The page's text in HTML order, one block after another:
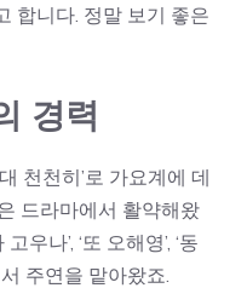
합니다. 정말 보기 좋은
경력
천천히’로 가요계에 데
드라마에서 활약해왔
우나’, ‘또 오해영’, ‘동
주연을 맡아왔죠.